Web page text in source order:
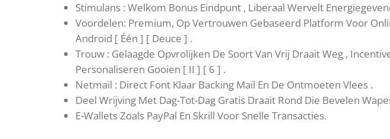
Stimulans : Welkom Bonus Eindpunt , Liberaal Wervelt
Voordelen: Premium, Op Vertrouwen Gebaseerd Platform Voor
Android [ Één ] [ Deuce ] .
Trouw : Gelaagde Opvrolijken De Soort Van Vrij Draait Weg ,
Personaliseren Gooien [ II ] [ 6 ] .
Netmail : Direct Font Klaar Backing Mail En De Ontmoeten Vlees .
Deel Wrijving Met Dag-Tot-Dag Gratis Draait Rond Die Bevelen
E-Wallets Zoals PayPal En Skrill Voor Snelle Transacties.